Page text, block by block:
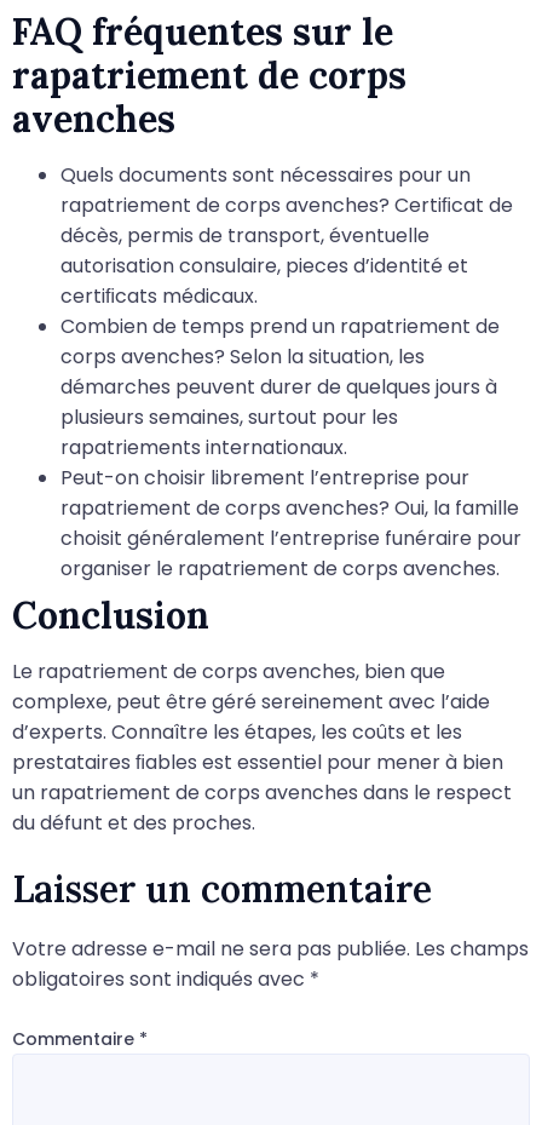
FAQ fréquentes sur le
rapatriement de corps
avenches
Quels documents sont nécessaires pour un
rapatriement de corps avenches? Certiﬁcat de
décès, permis de transport, éventuelle
autorisation consulaire, pieces d’identité et
certiﬁcats médicaux.
Combien de temps prend un rapatriement de
corps avenches? Selon la situation, les
démarches peuvent durer de quelques jours à
plusieurs semaines, surtout pour les
rapatriements internationaux.
Peut-on choisir librement l’entreprise pour
rapatriement de corps avenches? Oui, la famille
choisit généralement l’entreprise funéraire pour
organiser le rapatriement de corps avenches.
Conclusion
Le rapatriement de corps avenches, bien que
complexe, peut être géré sereinement avec l’aide
d’experts. Connaître les étapes, les coûts et les
prestataires ﬁables est essentiel pour mener à bien
un rapatriement de corps avenches dans le respect
du défunt et des proches.
Laisser un commentaire
Votre adresse e-mail ne sera pas publiée. Les champs
obligatoires sont indiqués avec *
Commentaire *